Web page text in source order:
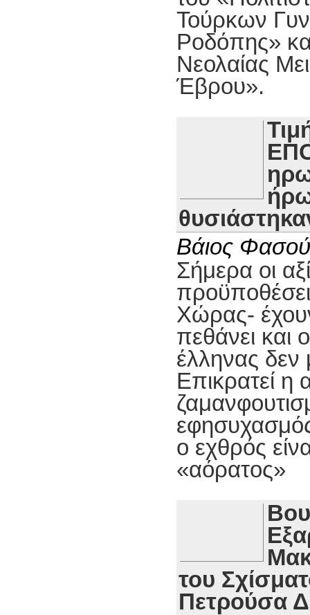
Τούρκων
Ροδόπης»
Νεολαίας
Έβρου».
Βάιος
Σήμερα οι
Χώρας-
πεθάνει και
έλληνας δεν
Επικρατεί η
ο εχθρός
«αόρατος»
του
Πετρούσα